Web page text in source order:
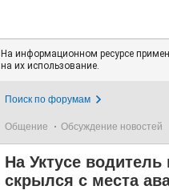
На информационном ресурсе
на их использование.
Поиск по форумам
Общение Обсуждение новостей
На Уктусе
скрылся с места